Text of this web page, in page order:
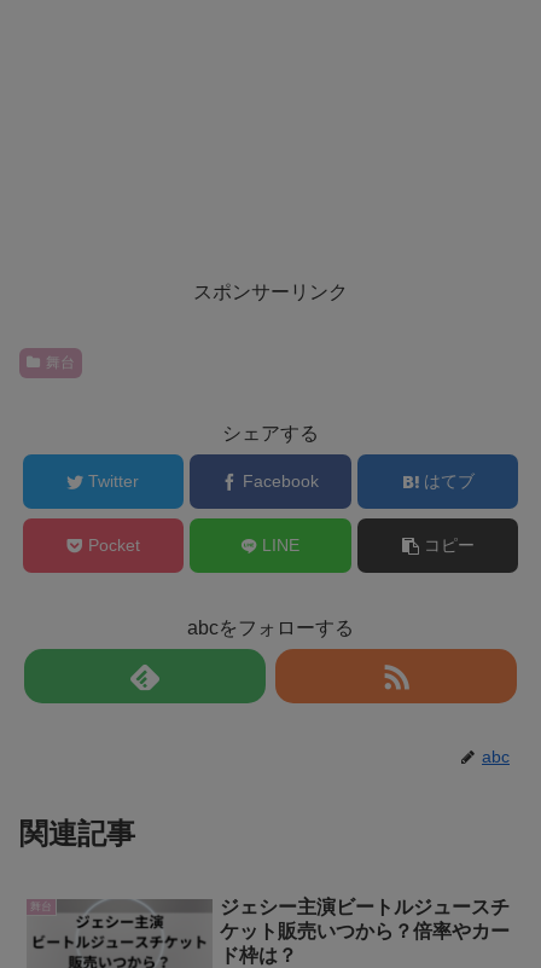
スポンサーリンク
舞台
シェアする
Twitter Facebook はてブ
Pocket LINE コピー
abcをフォローする
abc
関連記事
舞台
ジェシー主演ビートルジュースチ
ケット販売いつから？倍率やカー
ド枠は？